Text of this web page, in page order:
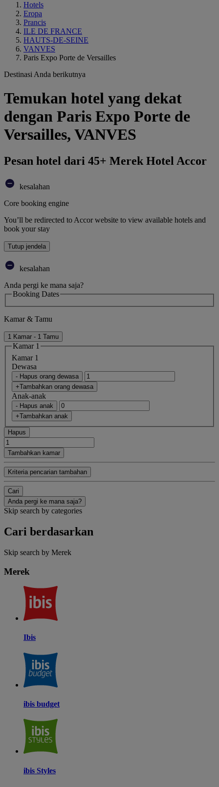
Hotels
Eropa
Prancis
ILE DE FRANCE
HAUTS-DE-SEINE
VANVES
Paris Expo Porte de Versailles
Destinasi Anda berikutnya
Temukan hotel yang dekat
dengan Paris Expo Porte de
Versailles, VANVES
Pesan hotel dari 45+ Merek Hotel Accor
kesalahan
Core booking engine
You’ll be redirected to Accor website to view available hotels and
book your stay
Tutup jendela
kesalahan
Anda pergi ke mana saja?
Booking Dates
Kamar & Tamu
1 Kamar - 1 Tamu
Kamar 1
Kamar 1
Dewasa
- Hapus orang dewasa
+Tambahkan orang dewasa
Anak-anak
- Hapus anak
+Tambahkan anak
Hapus
Tambahkan kamar
Kriteria pencarian tambahan
Cari
Anda pergi ke mana saja?
Skip search by categories
Cari berdasarkan
Skip search by Merek
Merek
Ibis
ibis budget
ibis Styles